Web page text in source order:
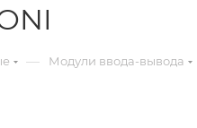
— Модули ввода-вывода